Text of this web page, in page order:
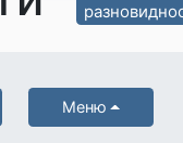
Меню